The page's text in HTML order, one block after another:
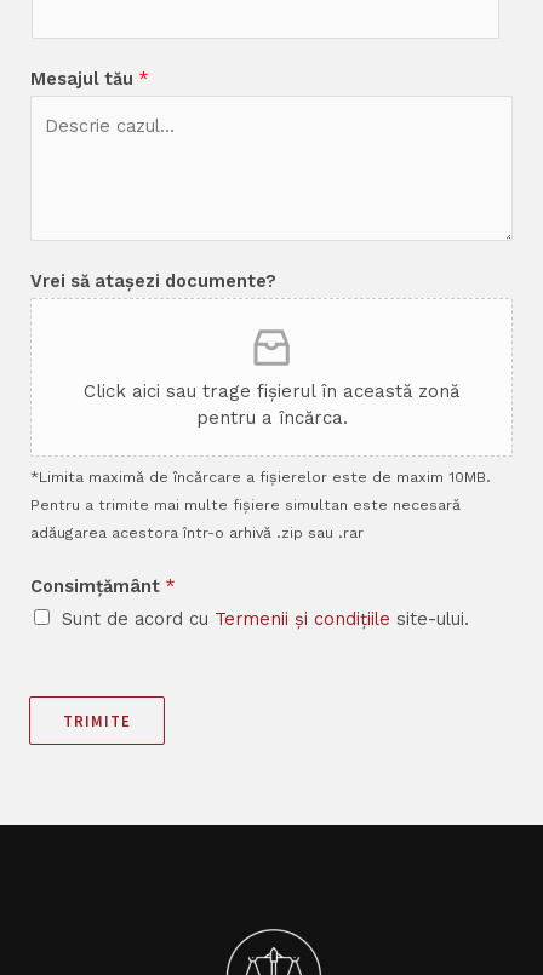
Mesajul tău *
Vrei să atașezi documente?
Click aici sau trage fișierul în această zonă
pentru a încărca.
*Limita maximă de încărcare a fișierelor este de maxim 10MB.
Pentru a trimite mai multe fișiere simultan este necesară
adăugarea acestora într-o arhivă .zip sau .rar
Consimțământ *
Sunt de acord cu Termenii și condițiile site-ului.
TRIMITE